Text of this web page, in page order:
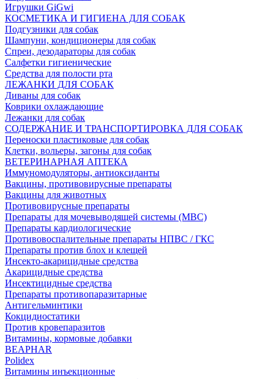
Игрушки GiGwi
КОСМЕТИКА И ГИГИЕНА ДЛЯ СОБАК
Подгузники для собак
Шампуни, кондиционеры для собак
Спреи, дезодараторы для собак
Салфетки гигиенические
Средства для полости рта
ЛЕЖАНКИ ДЛЯ СОБАК
Диваны для собак
Коврики охлаждающие
Лежанки для собак
СОДЕРЖАНИЕ И ТРАНСПОРТИРОВКА ДЛЯ СОБАК
Переноски пластиковые для собак
Клетки, вольеры, загоны для собак
ВЕТЕРИНАРНАЯ АПТЕКА
Иммуномодуляторы, антиоксиданты
Вакцины, противовирусные препараты
Вакцины для животных
Противовирусные препараты
Препараты для мочевыводящей системы (МВС)
Препараты кардиологические
Противовоспалительные препараты НПВС / ГКС
Препараты против блох и клещей
Инсекто-акарицидные средства
Акарицидные средства
Инсектицидные средства
Препараты противопаразитарные
Антигельминтики
Кокцидиостатики
Против кровепаразитов
Витамины, кормовые добавки
BEAPHAR
Polidex
Витамины инъекционные